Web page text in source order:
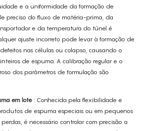
e a uniformidade da formação de
preciso do fluxo de matéria-prima, da
e da temperatura do túnel é
ajuste incorreto pode levar à formação de
nas células ou colapso, causando o
de espuma. A calibração regular e o
dos parâmetros de formulação são
em lote : Conhecida pela flexibilidade e
de espuma especiais ou em pequenos
é necessário controlar com precisão a